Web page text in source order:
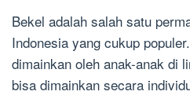
Bekel adalah salah satu
Indonesia yang cukup
dimainkan oleh anak-anak di
bisa dimainkan secara